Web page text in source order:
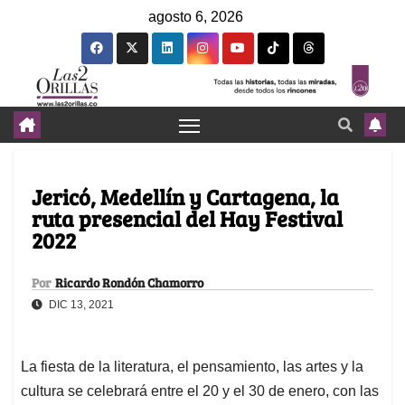
agosto 6, 2026
Jericó, Medellín y Cartagena, la
ruta presencial del Hay Festival
2022
Por Ricardo Rondón Chamorro
DIC 13, 2021
La fiesta de la literatura, el pensamiento, las artes y la
cultura se celebrará entre el 20 y el 30 de enero, con las